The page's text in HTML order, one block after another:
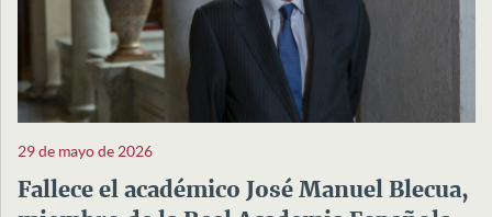
29 de mayo de 2026
Fallece el académico José Manuel Blecua,